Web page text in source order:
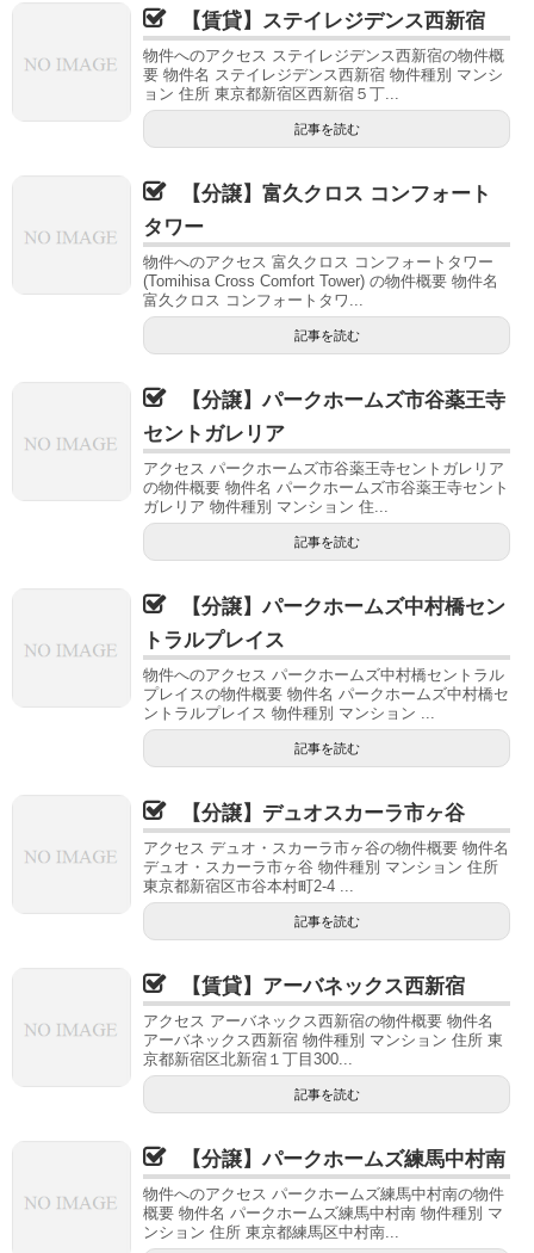
【賃貸】ステイレジデンス西新宿
物件へのアクセス ステイレジデンス西新宿の物件概
要 物件名 ステイレジデンス西新宿 物件種別 マンシ
ョン 住所 東京都新宿区西新宿５丁...
記事を読む
【分譲】富久クロス コンフォート
タワー
物件へのアクセス 富久クロス コンフォートタワー
(Tomihisa Cross Comfort Tower) の物件概要 物件名
富久クロス コンフォートタワ...
記事を読む
【分譲】パークホームズ市谷薬王寺
セントガレリア
アクセス パークホームズ市谷薬王寺セントガレリア
の物件概要 物件名 パークホームズ市谷薬王寺セント
ガレリア 物件種別 マンション 住...
記事を読む
【分譲】パークホームズ中村橋セン
トラルプレイス
物件へのアクセス パークホームズ中村橋セントラル
プレイスの物件概要 物件名 パークホームズ中村橋セ
ントラルプレイス 物件種別 マンション ...
記事を読む
【分譲】デュオスカーラ市ヶ谷
アクセス デュオ・スカーラ市ヶ谷の物件概要 物件名
デュオ・スカーラ市ヶ谷 物件種別 マンション 住所
東京都新宿区市谷本村町2-4 ...
記事を読む
【賃貸】アーバネックス西新宿
アクセス アーバネックス西新宿の物件概要 物件名
アーバネックス西新宿 物件種別 マンション 住所 東
京都新宿区北新宿１丁目300...
記事を読む
【分譲】パークホームズ練馬中村南
物件へのアクセス パークホームズ練馬中村南の物件
概要 物件名 パークホームズ練馬中村南 物件種別 マ
ンション 住所 東京都練馬区中村南...